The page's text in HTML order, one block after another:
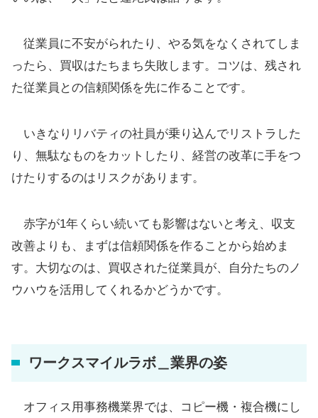
従業員に不安がられたり、やる気をなくされてしま
ったら、買収はたちまち失敗します。コツは、残され
た従業員との信頼関係を先に作ることです。
いきなりリバティの社員が乗り込んでリストラした
り、無駄なものをカットしたり、経営の改革に手をつ
けたりするのはリスクがあります。
赤字が1年くらい続いても影響はないと考え、収支
改善よりも、まずは信頼関係を作ることから始めま
す。大切なのは、買収された従業員が、自分たちのノ
ウハウを活用してくれるかどうかです。
ワークスマイルラボ＿業界の姿
オフィス用事務機業界では、コピー機・複合機にし